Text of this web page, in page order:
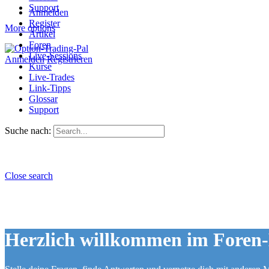
Support
More options
Anmelden Registrieren
Anmelden
Register
Artikel
Foren
Live-Sessions
Kurse
Live-Trades
Link-Tipps
Glossar
Support
Suche nach:
Close search
Herzlich willkommen im